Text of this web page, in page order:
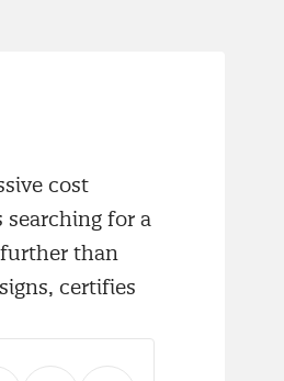
cost
for a
than
certifies